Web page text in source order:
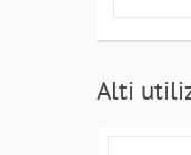
Alti